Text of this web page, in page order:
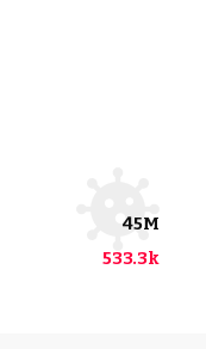
45M
533.3k